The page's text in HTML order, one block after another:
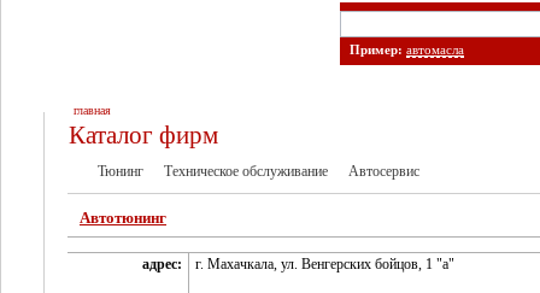
Пример: автомасла
главная
Каталог фирм
Тюнинг Техническое обслуживание Автосервис
Автотюнинг
адрес: г. Махачкала, ул. Венгерских бойцов, 1 "а"